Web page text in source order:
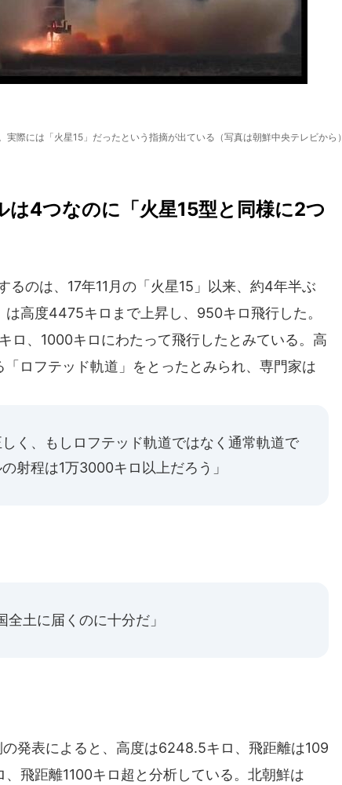
際には「火星15」だったという指摘が出ている（写真は朝鮮中央テレビから）
は4つなのに「火星15型と同様に2つ
のは、17年11月の「火星15」以来、約4年半ぶ
高度4475キロまで上昇し、950キロ飛行した。
ロ、1000キロにわたって飛行したとみている。高
ロフテッド軌道」をとったとみられ、専門家は
く、もしロフテッド軌道ではなく通常軌道で
射程は1万3000キロ以上だろう」
全土に届くのに十分だ」
発表によると、高度は6248.5キロ、飛距離は109
飛距離1100キロ超と分析している。北朝鮮は